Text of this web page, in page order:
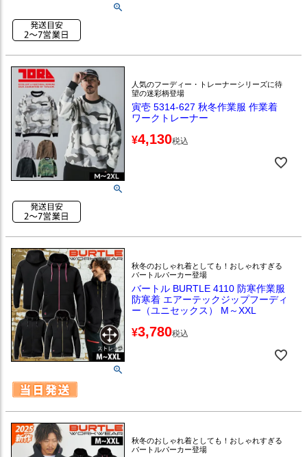
人気のフーディー・トレーナーシリーズに待
望の迷彩柄登場
寅壱 5314-627 秋冬作業服 作業着
ワークトレーナー
¥4,130税込
秋冬のおしゃれ着としても！おしゃれすぎる
バートルパーカー登場
バートル BURTLE 4110 防寒作業服
防寒着 エアーテックジップフーディ
ー（ユニセックス） M～XXL
¥3,780税込
秋冬のおしゃれ着としても！おしゃれすぎる
バートルパーカー登場